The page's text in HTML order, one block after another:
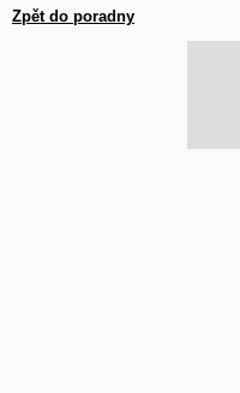
Zpět do poradny